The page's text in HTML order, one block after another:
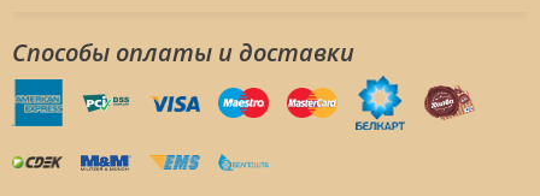
Способы оплаты и доставки